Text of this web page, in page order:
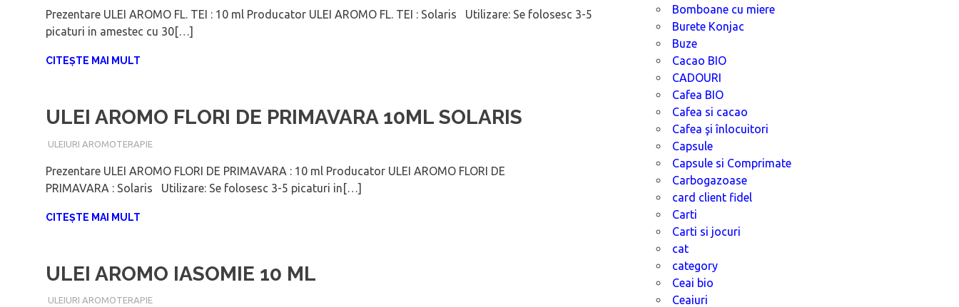
Prezentare ULEI AROMO FL. TEI : 10 ml Producator ULEI AROMO FL. TEI : Solaris Utilizare: Se folosesc 3-5
picaturi in amestec cu 30[…]
CITEȘTE MAI MULT
ULEI AROMO FLORI DE PRIMAVARA 10ML SOLARIS
IANUARIE 6, 2018
ADMIN
ULEIURI AROMOTERAPIE
Prezentare ULEI AROMO FLORI DE PRIMAVARA : 10 ml Producator ULEI AROMO FLORI DE
PRIMAVARA : Solaris Utilizare: Se folosesc 3-5 picaturi in[…]
CITEȘTE MAI MULT
ULEI AROMO IASOMIE 10 ML
IANUARIE 6, 2018
ADMIN
ULEIURI AROMOTERAPIE
Bomboane cu miere
Burete Konjac
Buze
Cacao BIO
CADOURI
Cafea BIO
Cafea si cacao
Cafea şi înlocuitori
Capsule
Capsule si Comprimate
Carbogazoase
card client fidel
Carti
Carti si jocuri
cat
category
Ceai bio
Ceaiuri